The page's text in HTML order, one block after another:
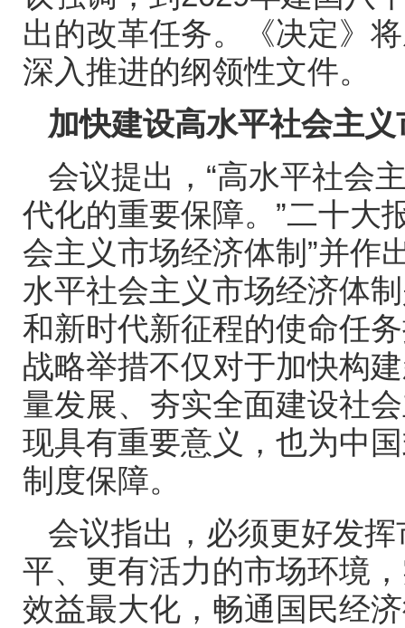
出的改革任务。《决定》
深入推进的纲领性文件。
加快建设高水平社会主
会议提出，“高水平社会
代化的重要保障。”二十大
会主义市场经济体制”并作
水平社会主义市场经济体
和新时代新征程的使命任
战略举措不仅对于加快构
量发展、夯实全面建设社
现具有重要意义，也为中
制度保障。
会议指出，必须更好发
平、更有活力的市场环境
效益最大化，畅通国民经